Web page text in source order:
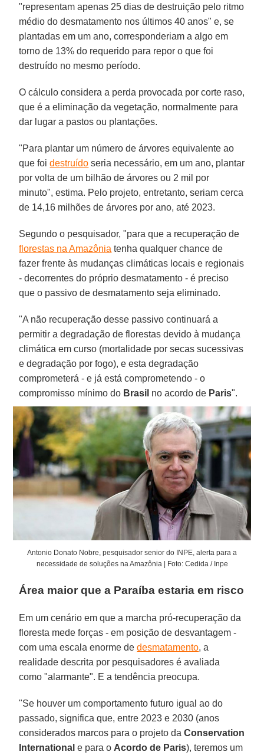
"representam apenas 25 dias de destruição pelo ritmo
médio do desmatamento nos últimos 40 anos" e, se
plantadas em um ano, corresponderiam a algo em
torno de 13% do requerido para repor o que foi
destruído no mesmo período.
O cálculo considera a perda provocada por corte raso,
que é a eliminação da vegetação, normalmente para
dar lugar a pastos ou plantações.
"Para plantar um número de árvores equivalente ao
que foidestruído seria necessário, em um ano, plantar
por volta de um bilhão de árvores ou 2 mil por
minuto", estima. Pelo projeto, entretanto, seriam cerca
de 14,16 milhões de árvores por ano, até 2023.
Segundo o pesquisador, "para que a recuperação de
florestas na Amazônia tenha qualquer chance de
fazer frente às mudanças climáticas locais e regionais
- decorrentes do próprio desmatamento - é preciso
que o passivo de desmatamento seja eliminado.
"A não recuperação desse passivo continuará a
permitir a degradação de florestas devido à mudança
climática em curso (mortalidade por secas sucessivas
e degradação por fogo), e esta degradação
comprometerá - e já está comprometendo - o
compromisso mínimo do Brasil no acordo de Paris".
Antonio Donato Nobre, pesquisador senior do INPE, alerta para a
necessidade de soluções na Amazônia | Foto: Cedida / Inpe
Área maior que a Paraíba estaria em risco
Em um cenário em que a marcha pró-recuperação da
floresta mede forças - em posição de desvantagem -
com uma escala enorme dedesmatamento, a
realidade descrita por pesquisadores é avaliada
como "alarmante". E a tendência preocupa.
"Se houver um comportamento futuro igual ao do
passado, significa que, entre 2023 e 2030 (anos
considerados marcos para o projeto daConservation
International e para o Acordo de Paris), teremos um